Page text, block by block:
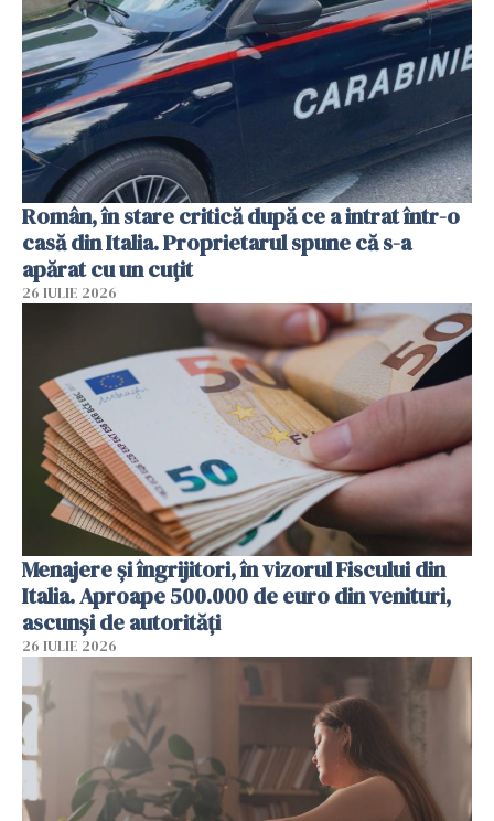
Român, în stare critică după ce a intrat într-o
casă din Italia. Proprietarul spune că s-a
apărat cu un cuțit
26 IULIE 2026
Menajere și îngrijitori, în vizorul Fiscului din
Italia. Aproape 500.000 de euro din venituri,
ascunși de autorități
26 IULIE 2026